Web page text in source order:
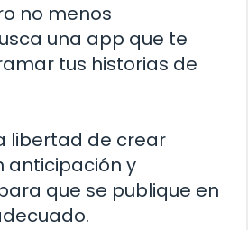
no menos
una app que te
tus historias de
libertad de crear
anticipación y
que se publique en